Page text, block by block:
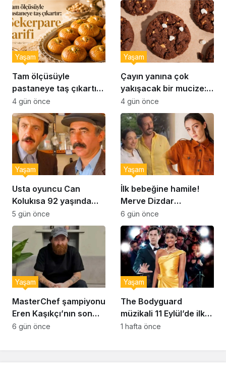
Tam ölçüsüyle
pastaneye taş çıkartır:
Şekerpare tarifi
Yaşam
4 gün önce
Çayın yanına çok
yakışacak bir mucize:
Brownie tadında ıslak
kurabiye tarifi…
Yaşam
4 gün önce
Usta oyuncu Can
Kolukısa 92 yaşında
hayatını kaybetti
Yaşam
5 gün önce
İlk bebeğine hamile!
Merve Dizdar
sessizliğini bozdu: ‘İsim
bulmak çok zor’
Yaşam
6 gün önce
MasterChef şampiyonu
Eren Kaşıkçı’nın son
anlarındaki kahreden
Yaşam
6 gün önce
The Bodyguard
müzikali 11 Eylül’de ilk
kez Türkiye’de
Yaşam
1 hafta önce